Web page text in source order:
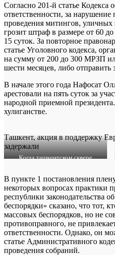
Согласно 201-й статье Кодекса
ответственности, за
проведения митингов,
грозит штраф в размере от 60
15 суток. За повторное
статье Уголовного кодекса,
на сумму от 200 до 300 МРЗП
шести месяцев, либо отправить
В начале этого года Нафосат
арестовали на пять суток за
народной приемной
хулиганстве.
Ташкент, акция в поддержку
задержали
Когда ташкентском сквере
В пункте 1 постановления
некоторых вопросах практики
республики законодательства
беспорядки» сказано, что тот,
массовых беспорядков, но не
противоправного, не
ответственности. Однако, он
статье Административного
проведения собраний.